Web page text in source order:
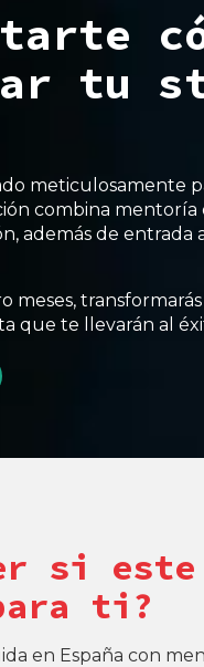
tu
meticulosamente
combina mentoría
además de entrada
meses,
que te llevarán al
si este
ti?
en España con